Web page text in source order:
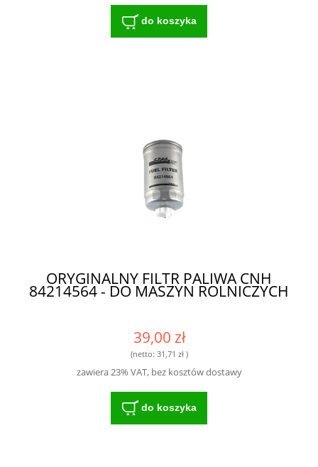
do koszyka
ORYGINALNY FILTR PALIWA CNH
84214564 - DO MASZYN ROLNICZYCH
39,00 zł
(netto: 31,71 zł)
zawiera 23% VAT, bez kosztów dostawy
do koszyka